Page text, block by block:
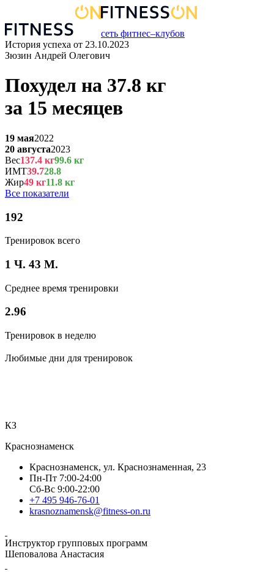
сеть фитнес–клубов
История успеха от 23.10.2023
Зюзин Андрей Олегович
Похудел на 37.8 кг
за 15 месяцев
19 мая2022
20 августа2023
Вес137.4 кг99.6 кг
ИМТ39.728.8
Жир49 кг11.8 кг
Все показатели
192
Тренировок всего
1 Ч. 43 М.
Среднее время тренировки
2.96
Тренировок в неделю
Любимые дни для тренировок
КЗ
Краснознаменск
Краснознаменск, ул. Краснознаменная, 23
Пн-Пт 7:00-24:00
Сб-Вс 9:00-22:00
+7 495 946-76-01
krasnoznamensk@fitness-on.ru
Инструктор групповых программ
Шеповалова Анастасия